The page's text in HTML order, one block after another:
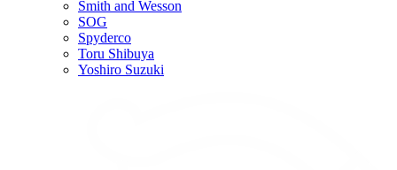
Smith and Wesson
SOG
Spyderco
Toru Shibuya
Yoshiro Suzuki